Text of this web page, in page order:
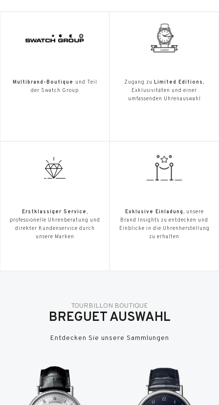
Multibrand-Boutique
und Teil
der Swatch Group
Zugang zu Limited Editions,
Exklusivitäten und einer
umfassenden Uhrenauswahl
Erstklassiger Service,
professionelle Uhrenberatung und
direkter Kundenservice durch
unsere Marken
Exklusive Einladung, unsere
Brand Insights zu entdecken und
Einblicke in die Uhrenherstellung
zu erhalten
TOURBILLON BOUTIQUE
BREGUET AUSWAHL
Entdecken Sie unsere Sammlungen